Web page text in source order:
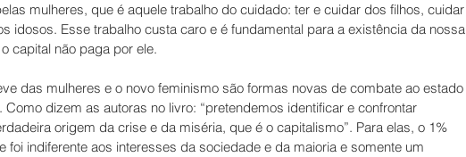
mulheres, que é aquele trabalho do cuidado: ter e cuidar dos filhos, cuidar
idosos. Esse trabalho custa caro e é fundamental para a existência da nossa
capital não paga por ele.
das mulheres e o novo feminismo são formas novas de combate ao estado
Como dizem as autoras no livro: “pretendemos identificar e confrontar
origem da crise e da miséria, que é o capitalismo”. Para elas, o 1%
foi indiferente aos interesses da sociedade e da maioria e somente um